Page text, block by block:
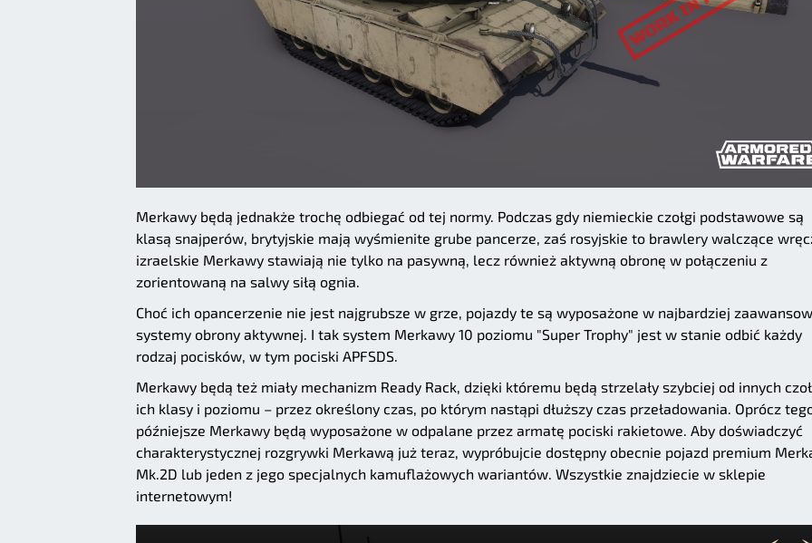
Merkawy będą jednakże trochę odbiegać od tej normy. Podczas gdy niemieckie czołgi podstawowe są
klasą snajperów, brytyjskie mają wyśmienite grube pancerze, zaś rosyjskie to brawlery walczące
izraelskie Merkawy stawiają nie tylko na pasywną, lecz również aktywną obronę w połączeniu z
zorientowaną na salwy siłą ognia.
Choć ich opancerzenie nie jest najgrubsze w grze, pojazdy te są wyposażone w najbardziej
systemy obrony aktywnej. I tak system Merkawy 10 poziomu "Super Trophy" jest w stanie odbić każdy
rodzaj pocisków, w tym pociski APFSDS.
Merkawy będą też miały mechanizm Ready Rack, dzięki któremu będą strzelały szybciej od innych
ich klasy i poziomu – przez określony czas, po którym nastąpi dłuższy czas przeładowania. Oprócz
późniejsze Merkawy będą wyposażone w odpalane przez armatę pociski rakietowe. Aby doświadczyć
charakterystycznej rozgrywki Merkawą już teraz, wypróbujcie dostępny obecnie pojazd premium
Mk.2D lub jeden z jego specjalnych kamuflażowych wariantów. Wszystkie znajdziecie w sklepie
internetowym!